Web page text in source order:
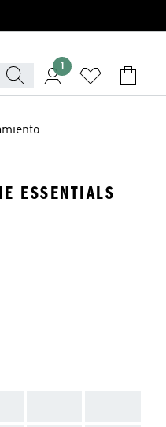
1
ESSENTIALS